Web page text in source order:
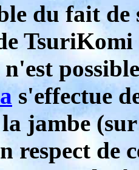
du fait de
TsuriKomi
s'effectue
jambe
respect de